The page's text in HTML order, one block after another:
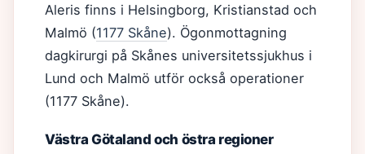
Aleris finns i Helsingborg, Kristianstad och
Malmö (1177 Skåne). Ögonmottagning
dagkirurgi på Skånes universitetssjukhus i
Lund och Malmö utför också operationer
(1177 Skåne).
Västra Götaland och östra regioner